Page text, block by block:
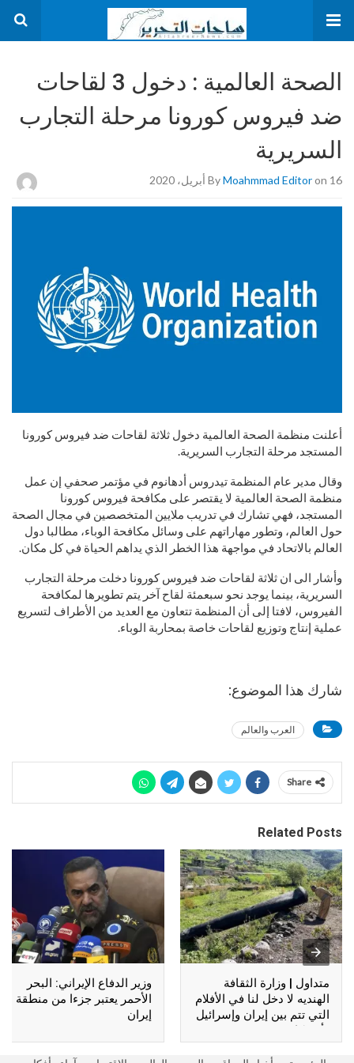
الصحة العالمية : دخول 3 لقاحات
ضد فيروس كورونا مرحلة التجارب
السريرية
ByMoahmmad Editoron 16 أبريل، 2020
أعلنت منظمة الصحة العالمية دخول ثلاثة لقاحات ضد فيروس كورونا
المستجد مرحلة التجارب السريرية.
وقال مدير عام المنظمة تيدروس أدهانوم في مؤتمر صحفي إن عمل
منظمة الصحة العالمية لا يقتصر على مكافحة فيروس كورونا
المستجد، فهي تشارك في تدريب ملايين المتخصصين في مجال الصحة
حول العالم، وتطور مهاراتهم على وسائل مكافحة الوباء، مطالبا دول
العالم بالاتحاد في مواجهة هذا الخطر الذي يداهم الحياة في كل مكان.
وأشار الى ان ثلاثة لقاحات ضد فيروس كورونا دخلت مرحلة التجارب
السريرية، بينما يوجد نحو سبعمئة لقاح آخر يتم تطويرها لمكافحة
الفيروس، لافتا إلى أن المنظمة تتعاون مع العديد من الأطراف لتسريع
عملية إنتاج وتوزيع لقاحات خاصة بمحاربة الوباء.
شارك هذا الموضوع:
العرب والعالم
Share
Related Posts
متداول | وزارة الثقافة
الهنديه لا دخل لنا في الأفلام
التي تتم بين إيران وإسرائيل
وأمريكا !!
وزير الدفاع الإيراني: البحر
الأحمر يعتبر جزءا من منطقة
إيران